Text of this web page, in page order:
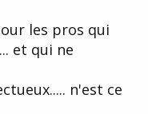
mobilisatrice
et l'on voit apparaître
addictive post
et la capacité à
les pros qui
et qui ne
n'est ce